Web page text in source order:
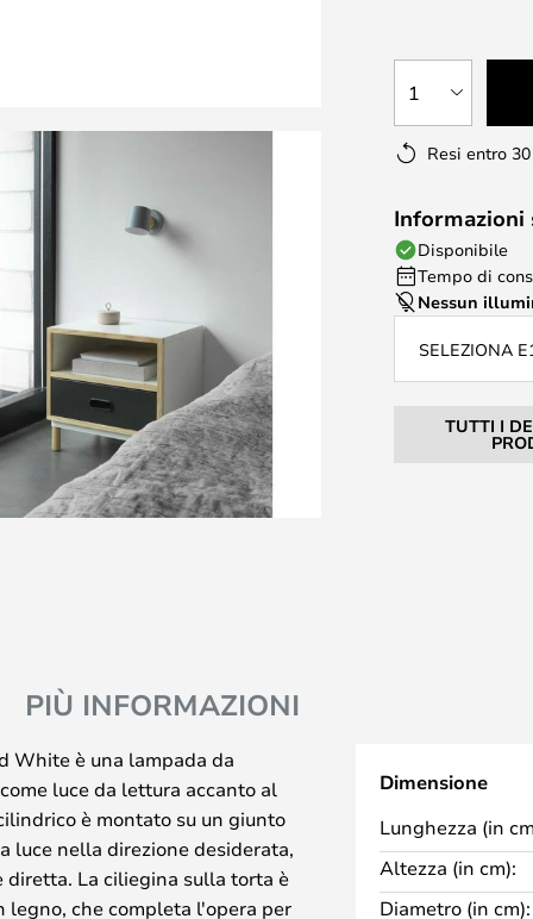
1
Resi entro
Informazioni
Disponibile
Tempo di
Nessun
SELEZIONA
TUTTI I
PIÙ INFORMAZIONI
White è una lampada da
luce da lettura accanto al
è montato su un giunto
luce nella direzione desiderata,
La ciliegina sulla torta è
che completa l'opera per
Dimensione
Lunghezza (in
Altezza (in cm):
Diametro (in cm):